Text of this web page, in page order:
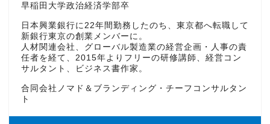
早稲田大学政治経済学部卒
日本興業銀行に22年間勤務したのち、東京都へ転職して
新銀行東京の創業メンバーに。
人材関連会社、グローバル製造業の経営企画・人事の責
任者を経て、2015年よりフリーの研修講師、経営コン
サルタント、ビジネス書作家。
合同会社ノマド＆ブランディング・チーフコンサルタン
ト